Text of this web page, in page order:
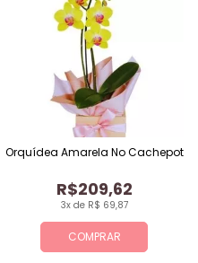
COMPRAR
3x de R$ 69,87
R$209,62
Orquídea Amarela No Cachepot